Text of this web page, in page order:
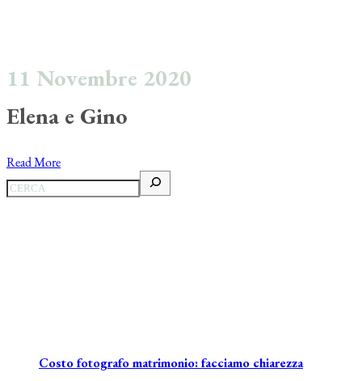
11 Novembre 2020
Elena e Gino
Read More
Costo fotografo matrimonio: facciamo chiarezza